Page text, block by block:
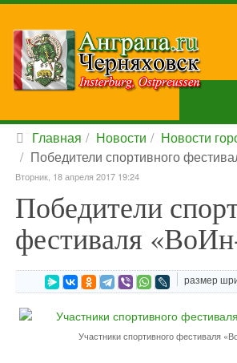
Главная Новости
Новости
Победители спортивного
Вторник, 18 апреля 2017 19:24
Победители
фестиваля
размер
Участники спортивного фестиваля